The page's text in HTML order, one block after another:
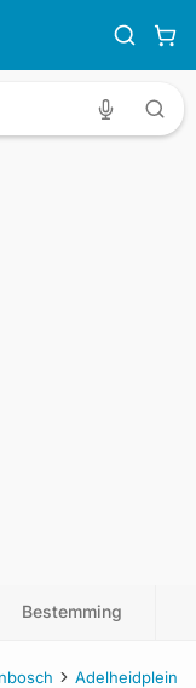
Bestemming
Adelheidplein